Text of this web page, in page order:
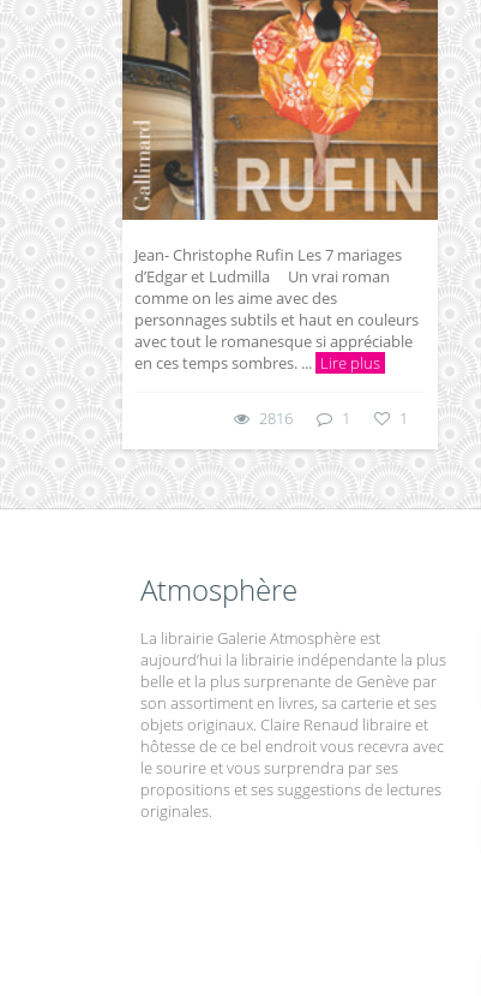
Jean- Christophe Rufin Les 7 mariages
d’Edgar et Ludmilla Un vrai roman
comme on les aime avec des
personnages subtils et haut en couleurs
avec tout le romanesque si appréciable
en ces temps sombres. ... Lire plus
2816 1 1
Atmosphère
La librairie Galerie Atmosphère est
aujourd’hui la librairie indépendante la plus
belle et la plus surprenante de Genève par
son assortiment en livres, sa carterie et ses
objets originaux. Claire Renaud libraire et
hôtesse de ce bel endroit vous recevra avec
le sourire et vous surprendra par ses
propositions et ses suggestions de lectures
originales.